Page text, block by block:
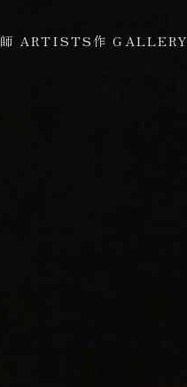
師 ARTISTS作 GALLERY